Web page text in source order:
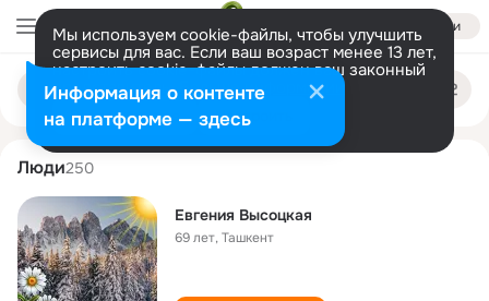
Войти
Мы используем cookie-файлы, чтобы улучшить
сервисы для вас. Если ваш возраст менее 13 лет,
настроить cookie-файлы должен ваш законный
представитель. Больше информации
Разрешить все Настроить
Поиск
людям
evgeniya vysotskaya
Люди250
Евгения Высоцкая
69 лет,Ташкент
Информация о контенте
на платформе — здесь